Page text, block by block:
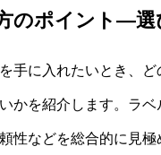
のポイント—選
手に入れたいとき、ど
かを紹介します。ラベ
性などを総合的に見